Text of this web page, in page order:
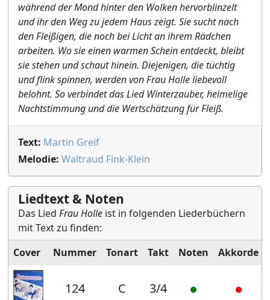
während der Mond hinter den Wolken hervorblinzelt
und ihr den Weg zu jedem Haus zeigt. Sie sucht nach
den Fleißigen, die noch bei Licht an ihrem Rädchen
arbeiten. Wo sie einen warmen Schein entdeckt, bleibt
sie stehen und schaut hinein. Diejenigen, die tüchtig
und flink spinnen, werden von Frau Holle liebevoll
belohnt. So verbindet das Lied Winterzauber, heimelige
Nachtstimmung und die Wertschätzung für Fleiß.
Text: Martin Greif
Melodie: Waltraud Fink-Klein
Liedtext & Noten
Das Lied Frau Holle ist in folgenden Liederbüchern
mit Text zu finden:
Cover
Nummer Tonart Takt Noten Akkorde
124 C 3/4